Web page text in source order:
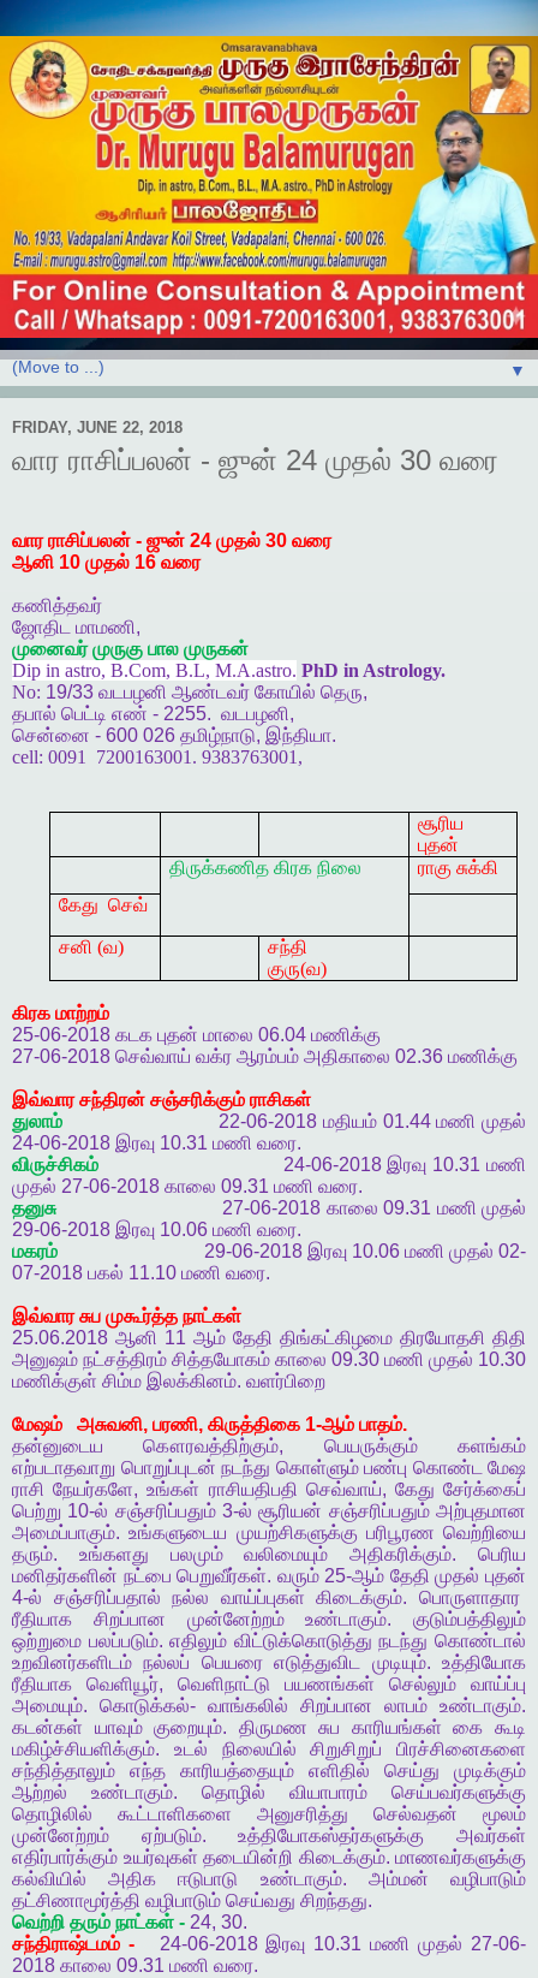
▼
FRIDAY, JUNE 22, 2018
வார ராசிப்பலன் - ஜுன் 24 முதல் 30 வரை
வார ராசிப்பலன் - ஜுன் 24 முதல் 30 வரை
ஆனி 10 முதல் 16 வரை
கணித்தவர்
ஜோதிட
மாமணி,
முனைவர் முருகு பால முருகன்
Dip in astro, B.Com, B.L, M.A.astro. PhD in Astrology.
No: 19/33 வடபழனி ஆண்டவர் கோயில் தெரு,
தபால் பெட்டி எண் - 2255. வடபழனி,
சென்னை - 600 026 தமிழ்நாடு, இந்தியா.
cell: 0091 7200163001. 9383763001,
சூரிய
புதன்
திருக்கணித கிரக நிலை
ராகு சுக்கி
கேது செவ்
சனி (வ)
சந்தி
குரு(வ)
கிரக மாற்றம்
25-06-2018 கடக புதன் மாலை 06.04 மணிக்கு
27-06-2018 செவ்வாய் வக்ர ஆரம்பம் அதிகாலை 02.36 மணிக்கு
இவ்வார சந்திரன் சஞ்சரிக்கும் ராசிகள்
துலாம்
22-06-2018மதியம் 01.44மணி முதல்
24-06-2018 இரவு 10.31 மணி வரை.
விருச்சிகம்
24-06-2018 இரவு 10.31மணி
முதல் 27-06-2018 காலை 09.31 மணி வரை.
தனுசு
27-06-2018 காலை 09.31 மணி முதல்
29-06-2018 இரவு 10.06 மணி வரை.
மகரம்
29-06-2018 இரவு 10.06 மணி முதல் 02-
07-2018 பகல் 11.10 மணி வரை.
இவ்வார சுப முகூர்த்த நாட்கள்
25.06.2018 ஆனி 11 ஆம் தேதி திங்கட்கிழமை திரயோதசி திதி
அனுஷம் நட்சத்திரம் சித்தயோகம் காலை 09.30 மணி முதல் 10.30
மணிக்குள் சிம்ம இலக்கினம். வளர்பிறை
மேஷம் அசுவனி, பரணி, கிருத்திகை 1-ஆம் பாதம்.
தன்னுடைய
கௌரவத்திற்கும், பெயருக்கும்
களங்கம்
எற்படாதவாறு பொறுப்புடன் நடந்து கொள்ளும் பண்பு கொண்ட
மேஷ
ராசி நேயர்களே,உங்கள் ராசியதிபதி செவ்வாய், கேது சேர்க்கைப்
பெற்று 10-ல் சஞ்சரிப்பதும்3-ல் சூரியன் சஞ்சரிப்பதும் அற்புதமான
அமைப்பாகும்.உங்களுடைய முயற்சிகளுக்கு பரிபூரண வெற்றியை
தரும். உங்களது பலமும் வலிமையும் அதிகரிக்கும்.பெரிய
மனிதர்களின் நட்பை பெறுவீர்கள். வரும்25-ஆம் தேதி முதல் புதன்
4-ல் சஞ்சரிப்பதால் நல்ல வாய்ப்புகள் கிடைக்கும். பொருளாதார
ரீதியாக
சிறப்பான முன்னேற்றம் உண்டாகும். குடும்பத்திலும்
ஒற்றுமை பலப்படும்.எதிலும் விட்டுக்கொடுத்து நடந்து கொண்டால்
உறவினர்களிடம் நல்லப் பெயரை எடுத்துவிட முடியும்.உத்தியோக
ரீதியாக
வெளியூர், வெளிநாட்டு பயணங்கள் செல்லும்
வாய்ப்பு
அமையும். கொடுக்கல்- வாங்கலில் சிறப்பான லாபம் உண்டாகும்.
கடன்கள்
யாவும் குறையும். திருமண சுப காரியங்கள் கை கூடி
மகிழ்ச்சியளிக்கும். உடல் நிலையில் சிறுசிறுப்
பிரச்சினைகளை
சந்தித்தாலும்
எந்த காரியத்தையும் எளிதில் செய்து
முடிக்கும்
ஆற்றல்
உண்டாகும். தொழில் வியாபாரம்
செய்பவர்களுக்கு
தொழிலில்
கூட்டாளிகளை அனுசரித்து செல்வதன்
மூலம்
முன்னேற்றம்
ஏற்படும்.உத்தியோகஸ்தர்களுக்கு
அவர்கள்
எதிர்பார்க்கும் உயர்வுகள் தடையின்றி கிடைக்கும். மாணவர்களுக்கு
கல்வியில்
அதிக ஈடுபாடு உண்டாகும். அம்மன்
வழிபாடும்
தட்சிணாமூர்த்தி வழிபாடும் செய்வது சிறந்தது.
வெற்றி தரும் நாட்கள் - 24, 30.
சந்திராஷ்டமம் - 24-06-2018 இரவு 10.31மணி முதல் 27-06-
2018 காலை 09.31 மணி வரை.